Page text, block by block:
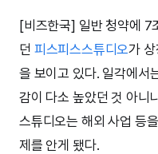
[비즈한국] 일반 청약에 7
던 피스피스스튜디오가
을 보이고 있다. 일각에서
감이 다소 높았던 것 아니
스튜디오는 해외 사업 등
제를 안게 됐다.